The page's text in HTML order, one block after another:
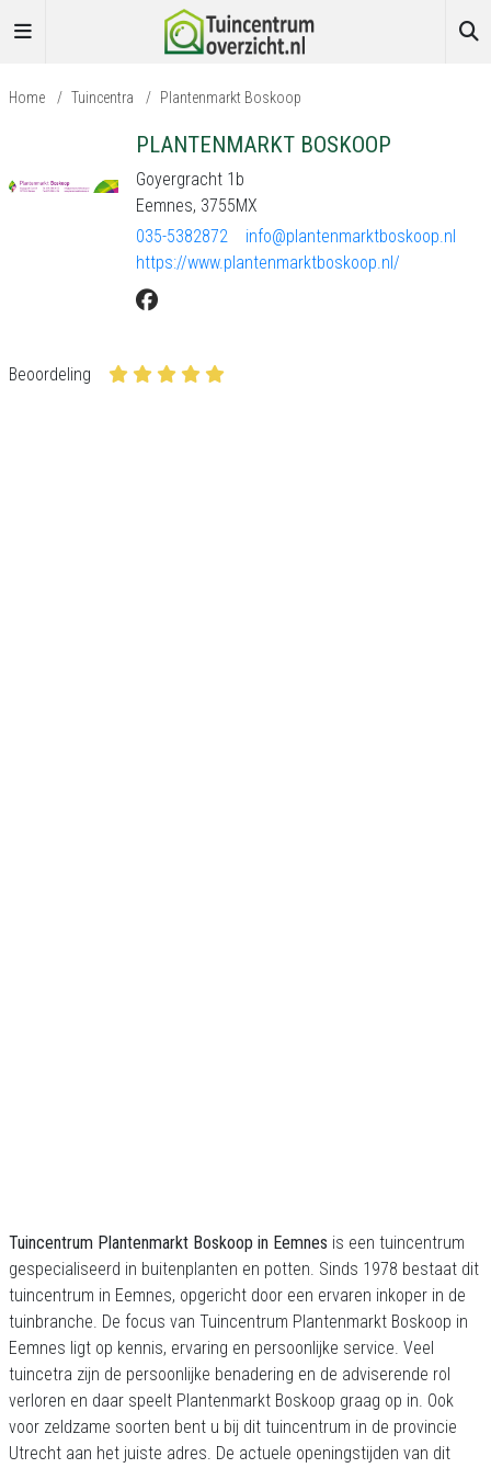
Home / Tuincentra / Plantenmarkt Boskoop
PLANTENMARKT BOSKOOP
Goyergracht 1b
Eemnes, 3755MX
035-5382872
info@plantenmarktboskoop.nl
https://www.plantenmarktboskoop.nl/
Beoordeling
Tuincentrum Plantenmarkt Boskoop in Eemnes is een tuincentrum
gespecialiseerd in buitenplanten en potten. Sinds 1978 bestaat dit
tuincentrum in Eemnes, opgericht door een ervaren inkoper in de
tuinbranche. De focus van Tuincentrum Plantenmarkt Boskoop in
Eemnes ligt op kennis, ervaring en persoonlijke service. Veel
tuincetra zijn de persoonlijke benadering en de adviserende rol
verloren en daar speelt Plantenmarkt Boskoop graag op in. Ook
voor zeldzame soorten bent u bij dit tuincentrum in de provincie
Utrecht aan het juiste adres. De actuele openingstijden van dit